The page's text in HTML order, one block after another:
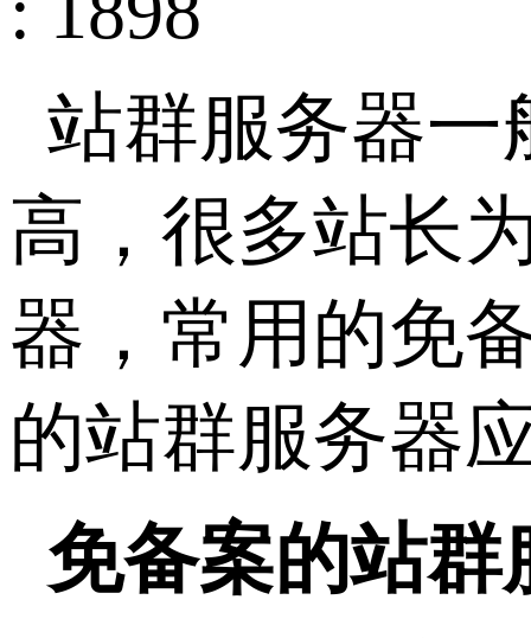
站群服务器一
高，很多站长
器，常用的免
的站群服务器
免备案的站群